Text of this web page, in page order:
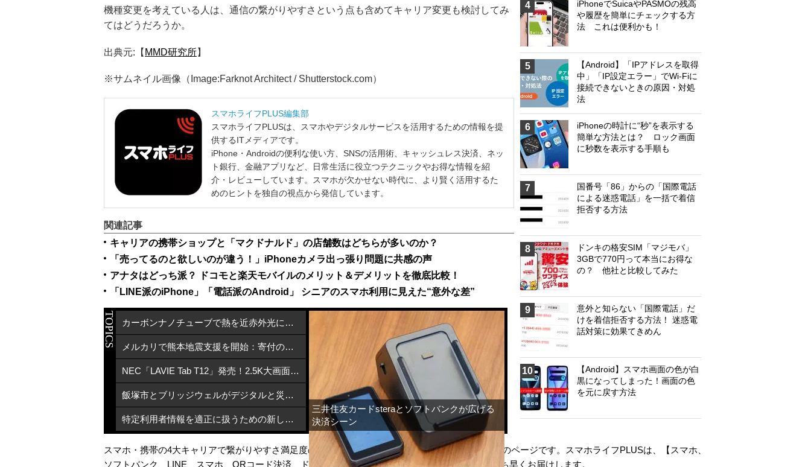
機種変更を考えている人は、通信の繋がりやすさという点も含めてキャリア変更も検討してみ
てはどうだろうか。
出典元:【 MMD研究所】
※サムネイル画像（Image:Farknot Architect / Shutterstock.com）
スマホライフPLUS編集部
スマホライフPLUSは、スマホやデジタルサービスを活用するための情報を提
供するITメディアです。
iPhone・Androidの便利な使い方、SNSの活用術、キャッシュレス決済、ネッ
ト銀行、金融アプリなど、日常生活に役立つテクニックやお得な情報を紹
介・レビューしています。スマホが欠かせない時代に、より賢く活用するた
めのヒントを独自の視点から発信しています。
関連記事
キャリアの携帯ショップと「マクドナルド」の店舗数はどちらが多いのか？
「売ってるのと欲しいのが違う！」iPhoneカメラ出っ張り問題に共感の声
アナタはどっち派？ ドコモと楽天モバイルのメリット＆デメリットを徹底比較！
「LINE派のiPhone」「電話派のAndroid」 シニアのスマホ利用に見えた“意外な差”
TOPICS
三井住友カードsteraとソフトバンクが広げる
決済シーン
カーボンナノチューブで熱を近赤外光に変換する方法
メルカリで熊本地震支援を開始：寄付の方法と活用先
NEC「LAVIE Tab T12」発売！2.5K大画面Androidタブレットが6万円台で登場
飯塚市とブリッジウェルがデジタルと災害支援で連携協定締結
特定利用者情報を適正に扱うための新しい指針とは？
4
iPhoneでSuicaやPASMOの残高
や履歴を簡単にチェックする方
法 これは便利かも！
5
【Android】「IPアドレスを取得
中」「IP設定エラー」でWi-Fiに
接続できないときの原因・対処
法
6
iPhoneの時計に“秒”を表示する
簡単な方法とは？ ロック画面
に秒数を表示する手順も
7
国番号「86」からの「国際電話
による迷惑電話」を一括で着信
拒否する方法
8
ドンキの格安SIM「マジモバ」
3GBで770円って本当にお得な
の？ 他社と比較してみた
9
意外と知らない「国際電話」だ
けを着信拒否する方法！ 迷惑電
話対策に効果てきめん
10
【Android】スマホ画面の色が白
黒になってしまった！画面の色
を元に戻す方法
スマホ・携帯の4大キャリアで繋がりやすさ満足度のトップはソフトバンクに【MMD研究所調べ】のページです。スマホライフPLUSは、【 スマホ
ソフトバンク
LINE スマホ QRコード決済 ドコモ 、 au、楽天モバイル】の最新ニュースをいち早くお届けします。